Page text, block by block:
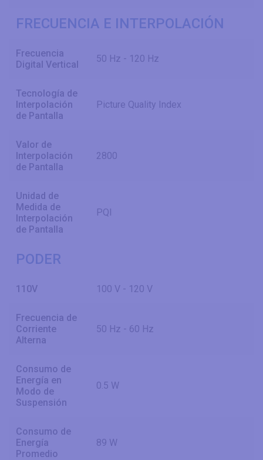
FRECUENCIA E INTERPOLACIÓN
Frecuencia
Digital Vertical
50 Hz - 120 Hz
Tecnología de
Interpolación
de Pantalla
Picture Quality Index
Valor de
Interpolación
de Pantalla
2800
Unidad de
Medida de
Interpolación
de Pantalla
PQI
PODER
110V 100 V - 120 V
Frecuencia de
Corriente
Alterna
50 Hz - 60 Hz
Consumo de
Energía en
Modo de
Suspensión
0.5 W
Consumo de
Energía
Promedio
89 W